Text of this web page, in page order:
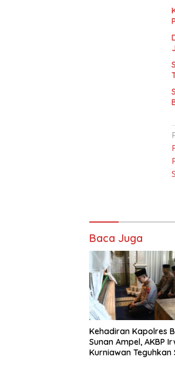
Baca Juga
Kehadiran Kapolres
Sunan Ampel, AKBP
Kurniawan Teguhkan